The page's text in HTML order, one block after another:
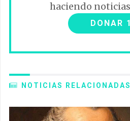
haciendo
DONAR
NOTICIAS RELACIONADAS